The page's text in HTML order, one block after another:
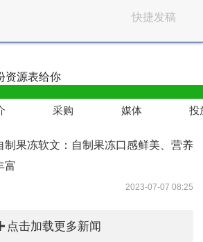
快捷发稿
资源表给你
采购 媒体 投
制果冻软文：自制果冻口感鲜美、营养
富
2023-07-07 08:25
点击加载更多新闻